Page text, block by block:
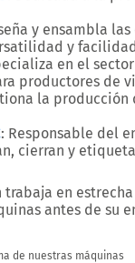
y ensambla
y
en el
productores de
la
: Responsable del
cierran y
en
antes de su
de nuestras máquinas